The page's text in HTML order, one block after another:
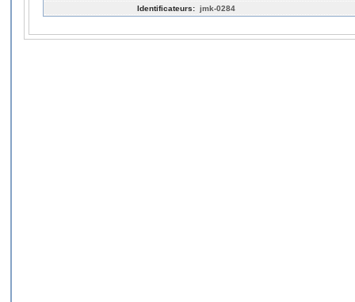
Identificateurs: jmk-0284